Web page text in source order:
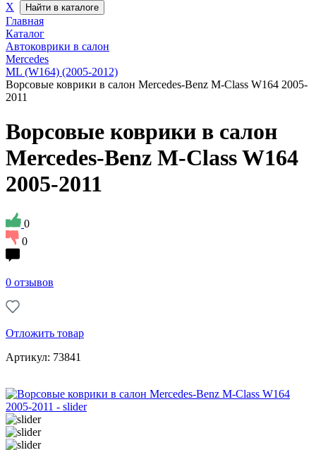
Х
Найти в каталоге
Главная
Каталог
Автоковрики в салон
Mercedes
ML (W164) (2005-2012)
Ворсовые коврики в салон Mercedes-Benz M-Class W164 2005-
2011
Ворсовые коврики в салон
Mercedes-Benz M-Class W164
2005-2011
0
0
0 отзывов
Отложить товар
Артикул: 73841